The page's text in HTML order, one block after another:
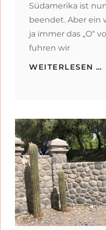
Südamerika ist
beendet. Aber ein
ja immer das „O“
fuhren wir
WEITERLESEN …